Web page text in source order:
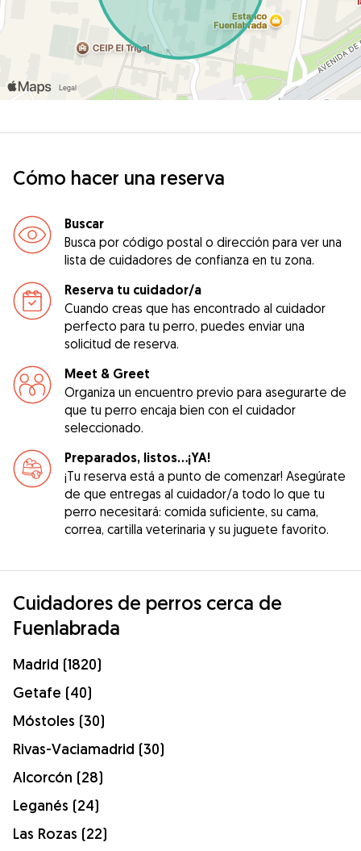
Cómo hacer una reserva
Buscar
Busca por código postal o dirección para ver una
lista de cuidadores de confianza en tu zona.
Reserva tu cuidador/a
Cuando creas que has encontrado al cuidador
perfecto para tu perro, puedes enviar una
solicitud de reserva.
Meet & Greet
Organiza un encuentro previo para asegurarte de
que tu perro encaja bien con el cuidador
seleccionado.
Preparados, listos...¡YA!
¡Tu reserva está a punto de comenzar! Asegúrate
de que entregas al cuidador/a todo lo que tu
perro necesitará: comida suficiente, su cama,
correa, cartilla veterinaria y su juguete favorito.
Cuidadores de perros cerca de
Fuenlabrada
Madrid (1820)
Getafe (40)
Móstoles (30)
Rivas-Vaciamadrid (30)
Alcorcón (28)
Leganés (24)
Las Rozas (22)